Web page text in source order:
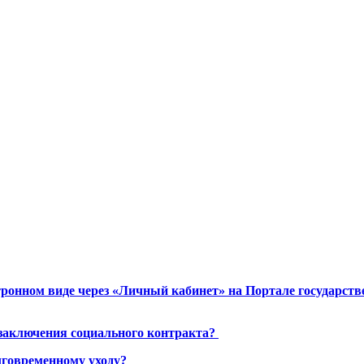
виде через «Личный кабинет» на Портале
социального контракта?
уходу?